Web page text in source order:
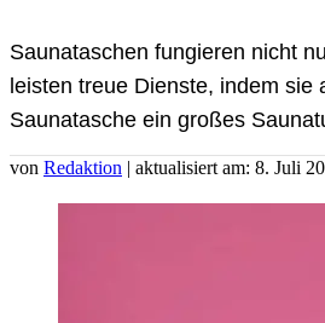
Saunataschen fungieren nicht
leisten treue Dienste, indem
Saunatasche ein großes
von Redaktion | aktualisiert am: 8. Juli